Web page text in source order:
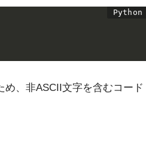
、非ASCII文字を含むコード